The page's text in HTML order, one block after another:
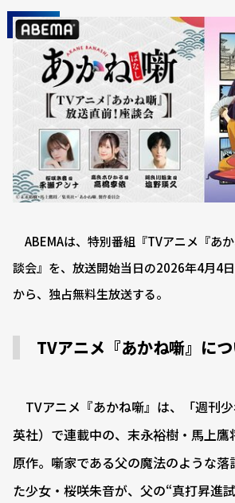
ABEMAは、特別番組『TVアニメ『あ
談会』を、放送開始当日の2026年4月4
から、独占無料生放送する。
TVアニメ『あかね噺』に
TVアニメ『あかね噺』は、「週刊
英社）で連載中の、末永裕樹・馬上
原作。噺家である父の魔法のような落
た少女・桜咲朱音が、父の“真打昇進